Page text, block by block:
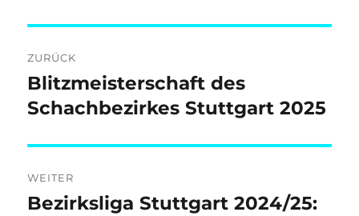
ZURÜCK
Vorheriger
Beitrag:
Blitzmeisterschaft des
Schachbezirkes Stuttgart 2025
WEITER
Nächster
Bezirksliga Stuttgart 2024/25: